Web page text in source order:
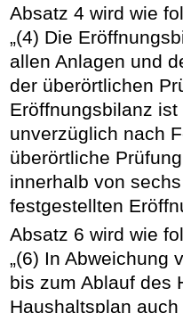
Absatz 4 wird wie
„(4) Die
allen Anlagen und
der überörtlichen
Eröffnungsbilanz
unverzüglich nach
überörtliche
innerhalb von
festgestellten
Absatz 6 wird wie
„(6) In Abweichung
bis zum Ablauf des
Haushaltsplan